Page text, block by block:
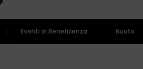
Eventi in Beneficenza Nuoto